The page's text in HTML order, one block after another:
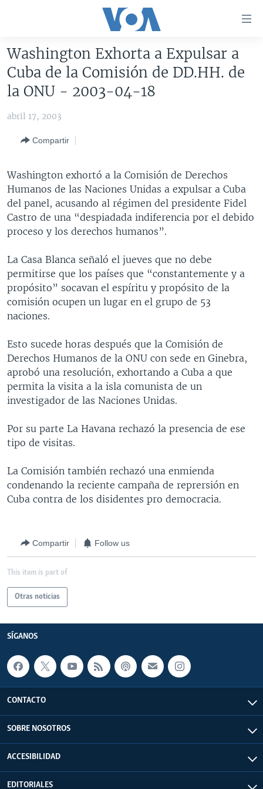
accesibilidad
contenido
Salte
Salte
búsqueda
AMÉRICA DEL NORTE
ELECCIONES EEUU 2024
VOA VERIFICA INMIGRACIÓN
ARGENTINA
COLOMBIA
CHILE
PERÚ
VENEZUELA
BRASIL
CHINA EN AMÉRICA LATINA
COSTA RICA
EL SALVADOR
GUATEMALA
NICARAGUA
OTRAS SECCIONES
INMIGRACIÓN
LIBERTAD DE PRENSA
ECONOMÍA
ENTRETENIMIENTO Y CULTURA
TECNOLOGÍA
CIENCIA Y SALUD
ESPECIALES DE LA VOA
LIBERTAD DE PRENSA
MULTIMEDIA
VIDEOS
FOTOGRAFÍA
PROGRAMAS TV
EL MUNDO AL DÍA
VISIÓN 360
LAS CLAVES
PANORAMA
RADIO
AUDIONOTICIAS
BUENOS DÍAS AMÉRICA
ESTADOS UNIDOS AL DÍA
FORO [RADIO]
NOTA ECONÓMICA
ENTRETENIMIENTO
DOCUMENTALES DE LA VOA
Learning English
Idiomas
Washington Exhorta a Expulsar a
Cuba de la Comisión de DD.HH. de
la ONU - 2003-04-18
abril 17, 2003
Compartir
Washington exhortó a la Comisión de Derechos
Humanos de las Naciones Unidas a expulsar a Cuba
del panel, acusando al régimen del presidente Fidel
Castro de una “despiadada indiferencia por el debido
proceso y los derechos humanos”.
La Casa Blanca señaló el jueves que no debe
permitirse que los países que “constantemente y a
propósito” socavan el espíritu y propósito de la
comisión ocupen un lugar en el grupo de 53
naciones.
Esto sucede horas después que la Comisión de
Derechos Humanos de la ONU con sede en Ginebra,
aprobó una resolución, exhortando a Cuba a que
permita la visita a la isla comunista de un
investigador de las Naciones Unidas.
Por su parte La Havana rechazó la presencia de ese
tipo de visitas.
La Comisión también rechazó una enmienda
condenando la reciente campaña de reprersión en
Cuba contra de los disidentes pro democracia.
Compartir Follow us
This item is part of
Otras noticias
SÍGANOS
CONTACTO
SOBRE NOSOTROS
ACCESIBILIDAD
EDITORIALES